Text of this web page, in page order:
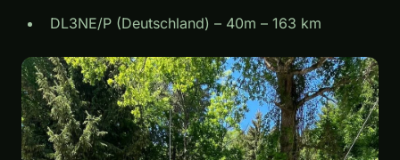
DL3NE/P (Deutschland) – 40m – 163 km